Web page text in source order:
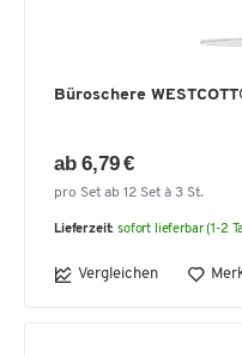
Büroschere
ab 6,79 €
pro Set ab 12 Set à 3 St.
Lieferzeit: sofort lieferbar (1-2
Vergleichen